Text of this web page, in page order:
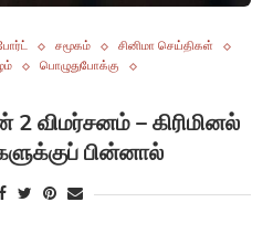
சமூகம்
சினிமா செய்திகள்
பொழுதுபோக்கு
2 விமர்சனம் – கிரிமினல்
பின்னால்